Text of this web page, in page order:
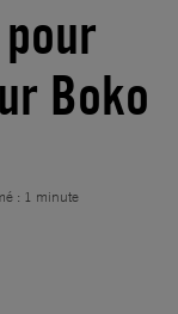
Boko
: 1 minute